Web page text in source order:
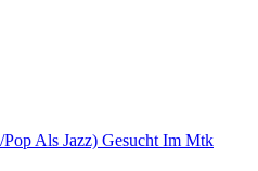
Als Jazz) Gesucht Im Mtk